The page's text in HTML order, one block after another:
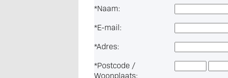
*Naam:
*E-mail:
*Adres:
*Postcode /
Woonplaats: